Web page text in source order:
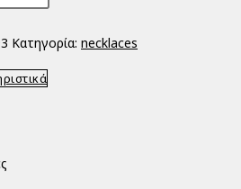
Κατηγορία: necklaces